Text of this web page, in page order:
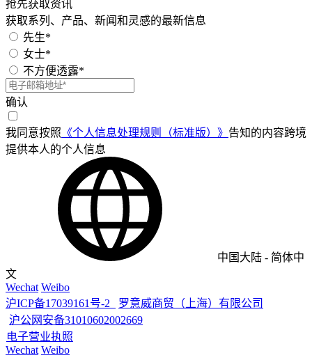
抢先获取资讯
获取系列、产品、新闻和灵感的最新信息
先生*
女士*
不方便透露*
确认
我同意按照 《个人信息处理规则（标准版）》 告知的内容跨境
提供本人的个人信息
中国大陆 - 简体中
文
Wechat Weibo
沪ICP备17039161号-2
罗意威商贸（上海）有限公司
沪公网安备31010602002669
电子营业执照
Wechat Weibo